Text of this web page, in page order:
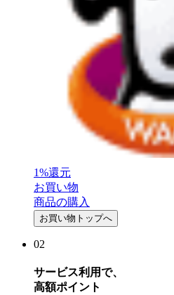
1%還元
お買い物
商品の購入
お買い物トップへ
02
サービス利用で、
高額ポイント